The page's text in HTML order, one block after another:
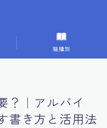
ス
書類
職種別
？｜アルバイ
書き方と活用法